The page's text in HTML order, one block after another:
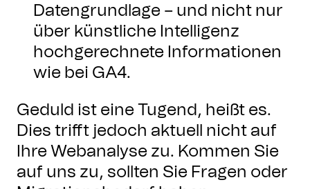
Datengrundlage – und nicht nur
über künstliche Intelligenz
hochgerechnete Informationen
wie bei GA4.
Geduld ist eine Tugend, heißt es.
Dies trifft jedoch aktuell nicht auf
Ihre Webanalyse zu. Kommen Sie
auf uns zu, sollten Sie Fragen oder